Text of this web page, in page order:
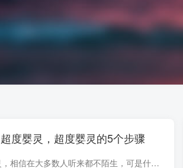
度婴灵，超度婴灵的5个步骤
超度婴灵，相信在大多数人听来都不陌生，可是什么是超度？超度的形式？超度的作用又是什么？超度的步骤是什么？很多请了法师超度法事的人都不知道到底有什么用，因此弄明白超度是什么是非常重要...